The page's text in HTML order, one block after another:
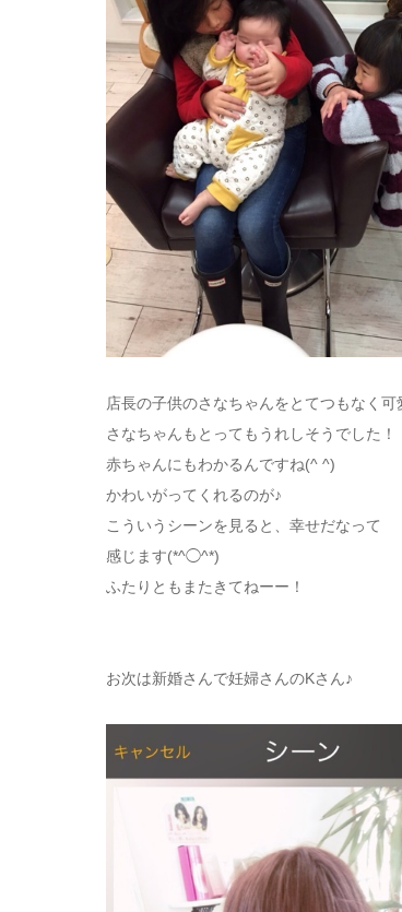
店長の子供のさなちゃんをとてつもなく可
さなちゃんもとってもうれしそうでした！
赤ちゃんにもわかるんですね(^ ^)
かわいがってくれるのが♪
こういうシーンを見ると、幸せだなって
感じます(*^◯^*)
ふたりともまたきてねーー！
お次は新婚さんで妊婦さんのKさん♪